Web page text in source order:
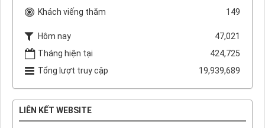
Khách viếng thăm
149
Hôm nay
47,021
Tháng hiện tại
424,725
Tổng lượt truy cập
19,939,689
LIÊN KẾT WEBSITE